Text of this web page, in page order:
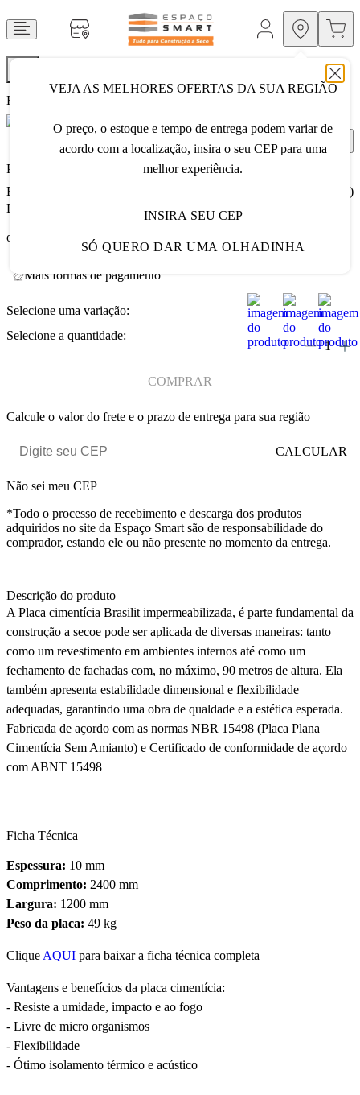
VEJA AS MELHORES OFERTAS DA SUA REGIÃO
O preço, o estoque e tempo de entrega podem variar de
acordo com a localização, insira o seu CEP para uma
melhor experiência.
INSIRA SEU CEP
SÓ QUERO DAR UMA OLHADINHA
Home
Placa Cimentícia 10 X 1200 X 2400mm
EAN:
(4)
De
R$ 153,42 5% OFF
ou R$ 32,29
Mais formas de pagamento
Selecione uma variação:
Selecione a quantidade:
COMPRAR
Calcule o valor do frete e o prazo de entrega para sua região
CALCULAR
Não sei meu CEP
*Todo o processo de recebimento e descarga dos produtos
adquiridos no site da Espaço Smart são de responsabilidade do
comprador, estando ele ou não presente no momento da entrega.
Descrição do produto
A Placa cimentícia Brasilit impermeabilizada, é parte fundamental da
construção a secoe pode ser aplicada de diversas maneiras: tanto
como um revestimento em ambientes internos até como um
fechamento de fachadas com, no máximo, 90 metros de altura. Ela
também apresenta estabilidade dimensional e flexibilidade
adequadas, garantindo uma obra de qualdade e a estética esperada.
Fabricada de açordo com as normas NBR 15498 (Placa Plana
Cimentícia Sem Amianto) e Certificado de conformidade de açordo
com ABNT 15498
Ficha Técnica
Espessura: 10 mm
Comprimento: 2400 mm
Largura: 1200 mm
Peso da placa: 49 kg
Clique AQUI para baixar a ficha técnica completa
Vantagens e benefícios da placa cimentícia:
- Resiste a umidade, impacto e ao fogo
- Livre de micro organismos
- Flexibilidade
- Ótimo isolamento térmico e acústico